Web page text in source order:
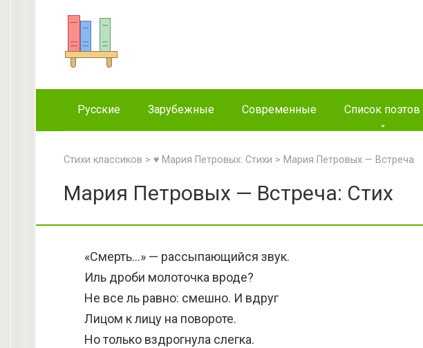
Русские Зарубежные Современные Список поэтов
Стихи классиков > ♥ Мария Петровых: Стихи > Мария Петровых — Встреча
Мария Петровых — Встреча: Стих
«Смерть…» — рассыпающийся звук.
Иль дроби молоточка вроде?
Не все ль равно: смешно. И вдруг
Лицом к лицу на повороте.
Но только вздрогнула слегка.